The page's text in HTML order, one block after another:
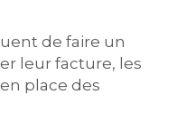
de faire un
leur facture, les
place des